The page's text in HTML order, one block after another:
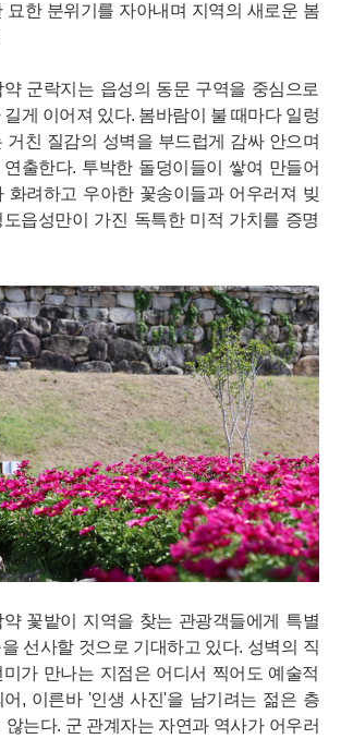
묘한 분위기를 자아내며 지역의 새로운 봄
군락지는 읍성의 동문 구역을 중심으로
게 이어져 있다. 봄바람이 불 때마다 일렁
거친 질감의 성벽을 부드럽게 감싸 안으며
출한다. 투박한 돌덩이들이 쌓여 만들어
화려하고 우아한 꽃송이들과 어우러져 빚
읍성만이 가진 독특한 미적 가치를 증명
꽃밭이 지역을 찾는 관광객들에게 특별
선사할 것으로 기대하고 있다. 성벽의 직
가 만나는 지점은 어디서 찍어도 예술적
, 이른바 '인생 사진'을 남기려는 젊은 층
않는다. 군 관계자는 자연과 역사가 어우러